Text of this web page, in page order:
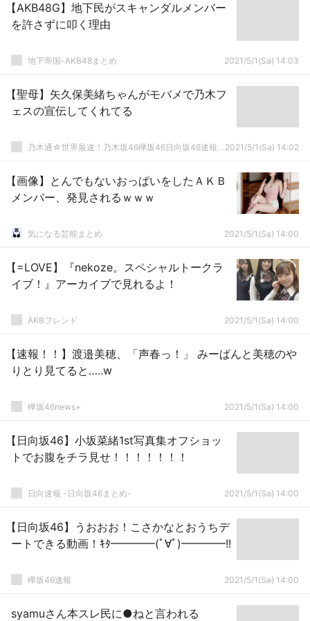
【AKB48G】地下民がスキャンダルメンバー
を許さずに叩く理由
地下帝国-AKB48まとめ 2021/5/1(Sa) 14:03
【聖母】矢久保美緒ちゃんがモバメで乃木フ
ェスの宣伝してくれてる
乃木通☆世界最速！乃木坂46欅坂46日向坂46速報まとめ 2021/5/1(Sa) 14:02
【画像】とんでもないおっぱいをしたＡＫＢ
メンバー、発見されるｗｗｗ
気になる芸能まとめ 2021/5/1(Sa) 14:00
【=LOVE】『nekoze。スペシャルトークラ
イブ！』アーカイブで見れるよ！
AKBフレンド 2021/5/1(Sa) 14:00
【速報！！】渡邉美穂、「声春っ！」 みーぱんと美穂のや
りとり見てると…..w
欅坂46news+ 2021/5/1(Sa) 14:00
【日向坂46】小坂菜緒1st写真集オフショッ
トでお腹をチラ見せ！！！！！！！
日向速報 -日向坂46まとめ- 2021/5/1(Sa) 14:00
【日向坂46】うおおお！こさかなとおうちデ
ートできる動画！ｷﾀ━━━━(ﾟ∀ﾟ)━━━━!!
欅坂46速報 2021/5/1(Sa) 14:00
syamuさん本スレ民に●ねと言われる